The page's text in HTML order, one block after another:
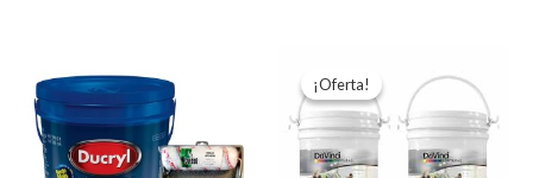
producto
tiene
múltiples
¡Oferta!
¡Oferta!
precio
original
era:
UYU5.400,00.
es: